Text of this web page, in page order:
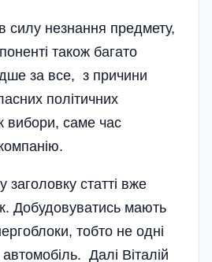
силу незнання предмету,
також багато
за все, з причини
політичних
вибори, саме час
статті вже
Добудовуватись мають
тобто не одні
Далі Віталій